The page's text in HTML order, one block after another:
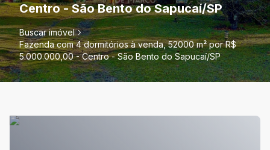
Centro - São Bento do Sapucaí/SP
Buscar imóvel
Fazenda com 4 dormitórios à venda, 52000 m² por R$
5.000.000,00 - Centro - São Bento do Sapucaí/SP